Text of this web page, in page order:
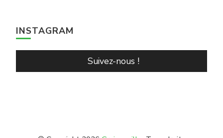
INSTAGRAM
Suivez-nous !